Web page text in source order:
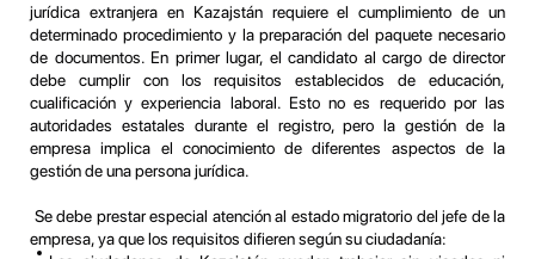
jurídica extranjera en Kazajstán requiere el cumplimiento de un
determinado procedimiento y la preparación del paquete necesario
de documentos. En primer lugar, el candidato al cargo de director
debe cumplir con los requisitos establecidos de educación,
cualificación y experiencia laboral. Esto no es requerido por las
autoridades estatales durante el registro, pero la gestión de la
empresa implica el conocimiento de diferentes aspectos de la
gestión de una persona jurídica.
Se debe prestar especial atención al estado migratorio del jefe de la
empresa, ya que los requisitos difieren según su ciudadanía: